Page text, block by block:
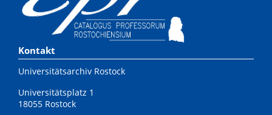
Kontakt
Universitätsarchiv Rostock
Universitätsplatz 1
18055 Rostock